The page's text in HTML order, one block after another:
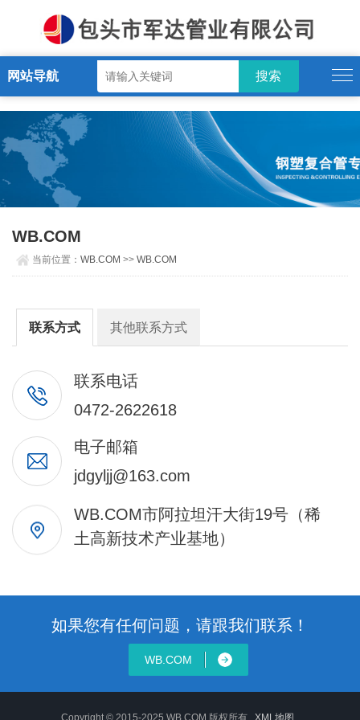
WB.COM
网站导航
WB.COM
当前位置：WB.COM >>WB.COM
联系方式 其他联系方式
联系电话
0472-2622618
电子邮箱
jdgyljj@163.com
WB.COM市阿拉坦汗大街19号（稀
土高新技术产业基地）
如果您有任何问题，请跟我们联系！
WB.COM